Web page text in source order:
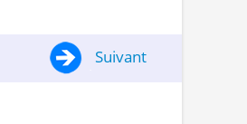
Suivant